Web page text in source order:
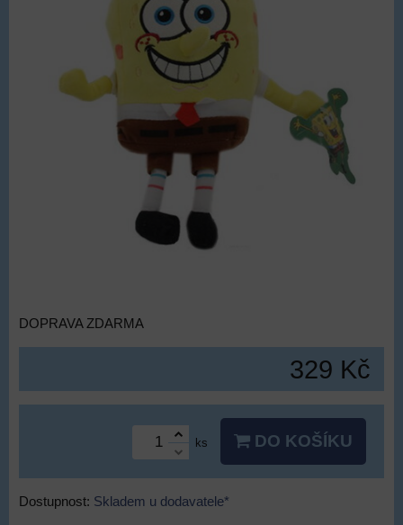
DOPRAVA ZDARMA
329 Kč
ks DO KOŠÍKU
Dostupnost: Skladem u dodavatele*